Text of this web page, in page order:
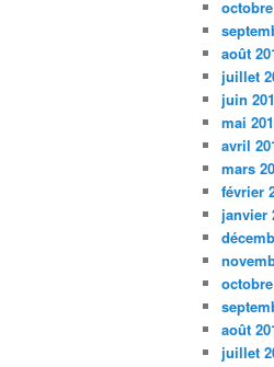
août
juillet
juin
mai
avril
mars
février
janvier
août
juillet